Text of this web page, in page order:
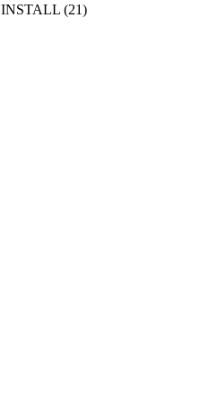
INSTALL (21)